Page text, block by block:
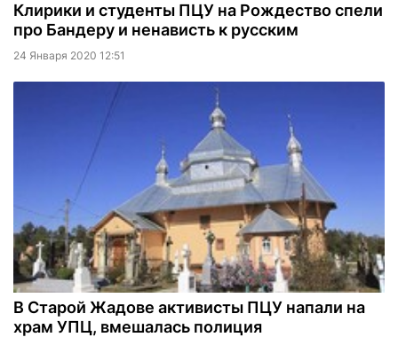
Клирики и студенты ПЦУ на Рождество спели
про Бандеру и ненависть к русским
24 Января 2020 12:51
В Старой Жадове активисты ПЦУ напали на
храм УПЦ, вмешалась полиция